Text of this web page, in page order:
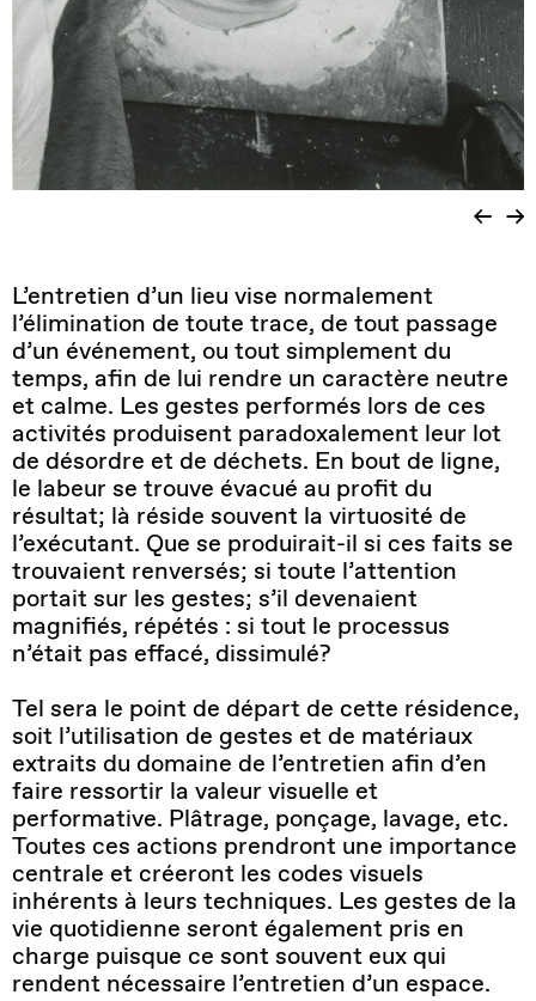
L’entretien d’un lieu vise normalement
l’élimination de toute trace, de tout passage
d’un événement, ou tout simplement du
temps, afin de lui rendre un caractère neutre
et calme. Les gestes performés lors de ces
activités produisent paradoxalement leur lot
de désordre et de déchets. En bout de ligne,
le labeur se trouve évacué au profit du
résultat; là réside souvent la virtuosité de
l’exécutant. Que se produirait-il si ces faits se
trouvaient renversés; si toute l’attention
portait sur les gestes; s’il devenaient
magnifiés, répétés : si tout le processus
n’était pas effacé, dissimulé?
Tel sera le point de départ de cette résidence,
soit l’utilisation de gestes et de matériaux
extraits du domaine de l’entretien afin d’en
faire ressortir la valeur visuelle et
performative. Plâtrage, ponçage, lavage, etc.
Toutes ces actions prendront une importance
centrale et créeront les codes visuels
inhérents à leurs techniques. Les gestes de la
vie quotidienne seront également pris en
charge puisque ce sont souvent eux qui
rendent nécessaire l’entretien d’un espace.